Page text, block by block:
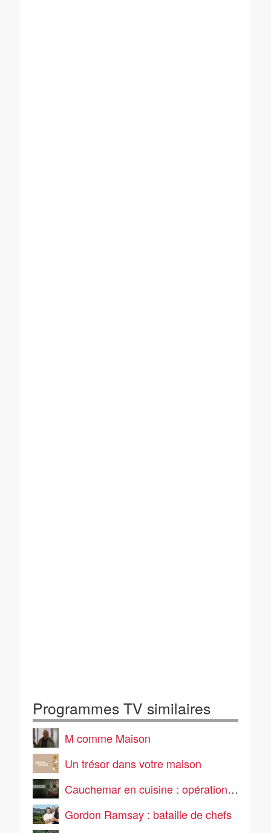
Programmes TV similaires
M comme Maison
Un trésor dans votre maison
Cauchemar en cuisine : opération commando
Gordon Ramsay : bataille de chefs